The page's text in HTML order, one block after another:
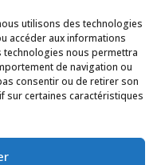
utilisons des technologies
accéder aux informations
technologies nous permettra
de navigation ou
consentir ou de retirer son
sur certaines caractéristiques